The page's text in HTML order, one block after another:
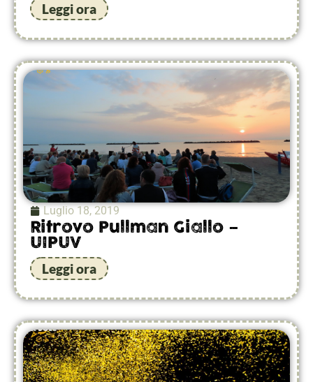
Leggi ora
Luglio 18, 2019
Ritrovo Pullman Giallo –
UIPUV
Leggi ora